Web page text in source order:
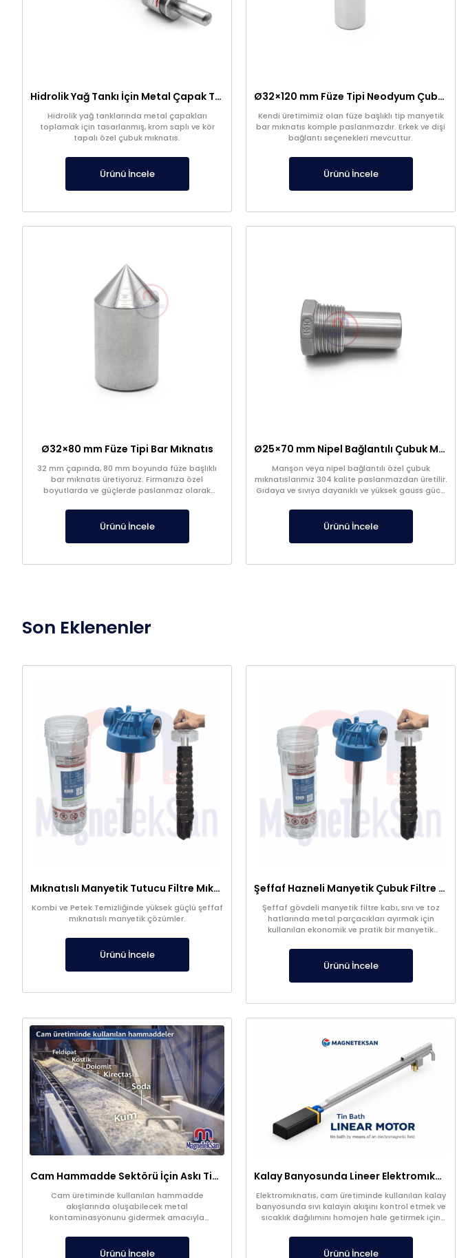
Hidrolik Yağ Tankı İçin Metal Çapak Toplayıcı Çubuk Mıknatıs
Hidrolik yağ tanklarında metal çapakları
toplamak için tasarlanmış, krom saplı ve kör
tapalı özel çubuk mıknatıs.
Ürünü İncele
Ø32×120 mm Füze Tipi Neodyum Çubuk Mıknatıs
Kendi üretimimiz olan füze başlıklı tip manyetik
bar mıknatıs komple paslanmazdır. Erkek ve dişi
bağlantı seçenekleri mevcuttur.
Ürünü İncele
Ø32×80 mm Füze Tipi Bar Mıknatıs
32 mm çapında, 80 mm boyunda füze başlıklı
bar mıknatıs üretiyoruz. Firmanıza özel
boyutlarda ve güçlerde paslanmaz olarak
Ürünü İncele
Ø25×70 mm Nipel Bağlantılı Çubuk Mıknatıs
Manşon veya nipel bağlantılı özel çubuk
mıknatıslarımız 304 kalite paslanmazdan üretilir.
Gıdaya ve sıvıya dayanıklı ve yüksek gauss gücü
Ürünü İncele
Son Eklenenler
Mıknatıslı Manyetik Tutucu Filtre Mıknatıs – Petek ve Kombi Temizliği
Kombi ve Petek Temizliğinde yüksek güçlü şeffaf
mıknatıslı manyetik çözümler.
Ürünü İncele
Şeffaf Hazneli Manyetik Çubuk Filtre – Ekonomik ve Yüksek Verimli Metal Tutucu
Şeffaf gövdeli manyetik filtre kabı, sıvı ve toz
hatlarında metal parçacıkları ayırmak için
kullanılan ekonomik ve pratik bir manyetik
kalitesini artırır ve ekipmanları korur.
Ürünü İncele
Cam Hammadde Sektörü İçin Askı Tipi Neodimyum Plaka Mıknatıs | Yüksek Gauss Manyetik Separatör
Cam üretiminde kullanılan hammadde
akışlarında oluşabilecek metal
kontaminasyonunu gidermek amacıyla
diğer manyetik partikülleri yüksek verimle
yakalayarak üretim sürecinden uzaklaştırır.
Ürünü İncele
Kalay Banyosunda Lineer Elektromıknatıs: Sıcaklık Homojenliği ve Oksit Temizleme
Elektromıknatıs, cam üretiminde kullanılan kalay
banyosunda sıvı kalayın akışını kontrol etmek ve
sıcaklık dağılımını homojen hale getirmek için
alan etkisiyle kalay yüzeyinde kontrollü kuvvet
oluşturarak sıvı metalin yönlendirilmesini sağlar.
Ürünü İncele